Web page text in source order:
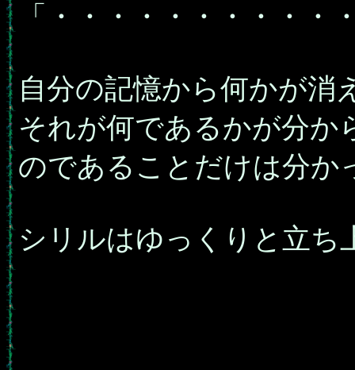
「・・・・・・・・・・
自分の記憶から何かが消
それが何であるかが分か
のであることだけは分か
シリルはゆっくりと立ち